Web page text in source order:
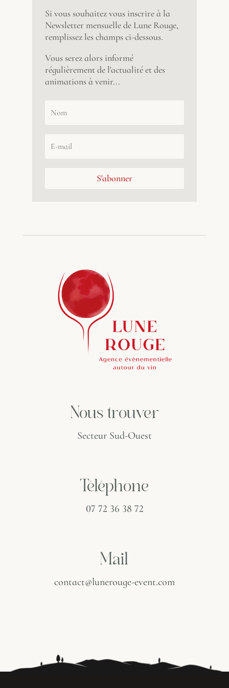
Si vous souhaitez vous inscrire à la
Newsletter mensuelle de Lune Rouge,
remplissez les champs ci-dessous.
Vous serez alors informé
régulièrement de l'actualité et des
animations à venir...
S'abonner
Nous trouver
Secteur Sud-Ouest
Téléphone
07 72 36 38 72
Mail
contact@lunerouge-event.com